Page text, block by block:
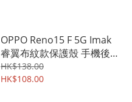
OPPO Reno15 F 5G Imak
睿翼布紋款保護殼 手機後
背硬殼Case Shell 0848A
HK$138.00
HK$108.00